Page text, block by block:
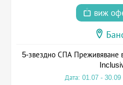
виж
5-звездно СПА Преживяване
Дата: 01.07 -